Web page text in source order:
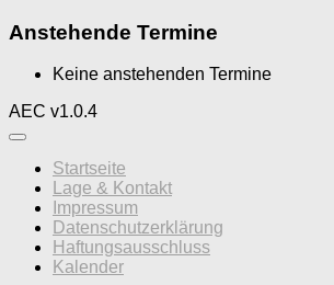
Anstehende Termine
Keine anstehenden Termine
AEC v1.0.4
Startseite
Lage & Kontakt
Impressum
Datenschutzerklärung
Haftungsausschluss
Kalender